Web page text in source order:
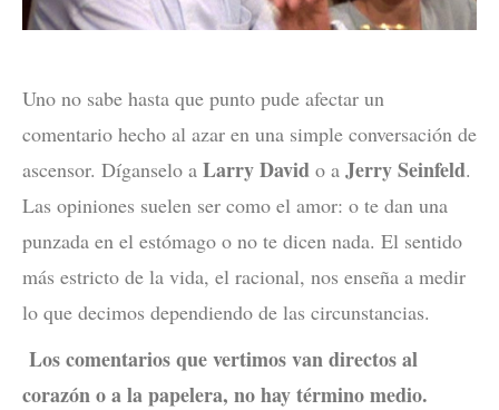
Uno no sabe hasta que punto pude afectar un
comentario hecho al azar en una simple conversación de
ascensor. Díganselo a Larry David o a Jerry Seinfeld.
Las opiniones suelen ser como el amor: o te dan una
punzada en el estómago o no te dicen nada. El sentido
más estricto de la vida, el racional, nos enseña a medir
lo que decimos dependiendo de las circunstancias.
Los comentarios que vertimos van directos al
corazón o a la papelera, no hay término medio.